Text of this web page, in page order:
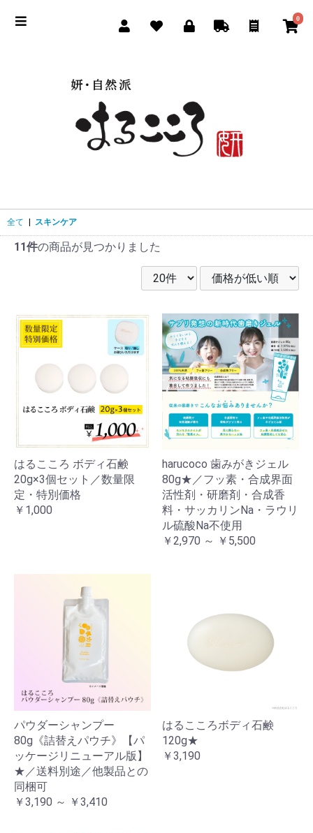
0
全て スキンケア
11件の商品が見つかりました
はるこころ ボディ石鹸
20g×3個セット／数量限
定・特別価格
￥1,000
harucoco 歯みがきジェル
80g★／フッ素・合成界面
活性剤・研磨剤・合成香
料・サッカリンNa・ラウリ
ル硫酸Na不使用
￥2,970 ～ ￥5,500
パウダーシャンプー
80g《詰替えパウチ》【パ
ッケージリニューアル版】
★／送料別途／他製品との
同梱可
￥3,190 ～ ￥3,410
はるこころボディ石鹸
120g★
￥3,190